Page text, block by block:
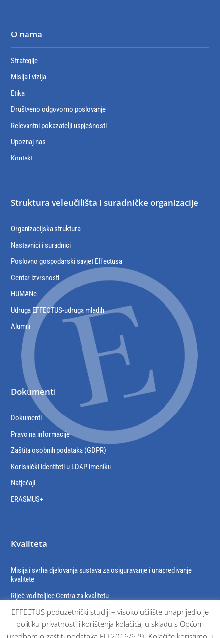
O nama
Strategije
Misija i vizija
Etika
Društveno odgovorno poslovanje
Relevantni pokazatelji uspješnosti
Upoznaj nas
Kontakt
Struktura veleučilišta i suradničke organizacije
Organizacijska struktura
Nastavnici i suradnici
Poslovno gospodarski savjet Effectusa
Centar izvrsnosti
HUMANe
Udruga EFFECTUS-udruga mladih
Alumni
Dokumenti
Dokumenti
Pravo na informacije
Zaštita osobnih podataka (GDPR)
Korisnički identiteti u LDAP imeniku
Natječaji
ERASMUS+
Kvaliteta
Misija i svrha djelovanja sustava za osiguravanje i unapređivanje
kvalitete
Riječ voditeljice Centra za kvalitetu
Organizacija sustava za osiguravanje i unaprjeđivanje kvalitete
Dokumenti sustava osiguravanja kvalitete
EFFECTUS poduzetnički studiji – visoko učilište unaprijedio je
politiku privatnosti i korištenja kolačića, u skladu s Općom
uredbom o zaštiti podataka EU 2016/679. Kolačiće koristimo u